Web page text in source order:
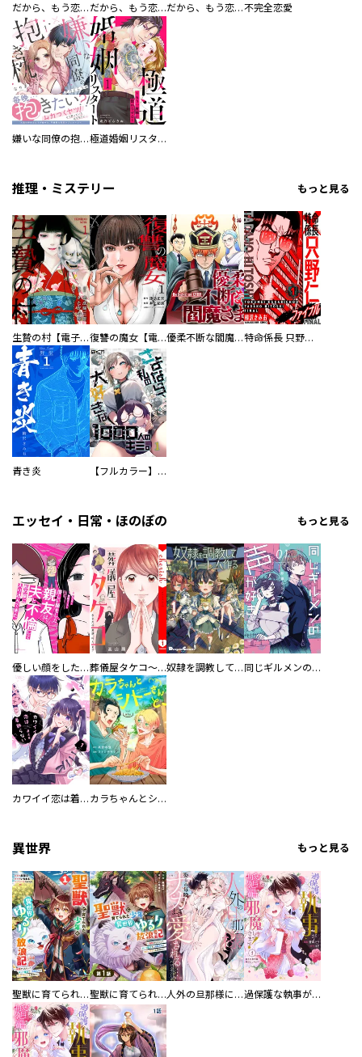
だから、もう恋しない だから、もう恋しない【合本版】 だから、もう恋しない【コミックス版】不完全恋愛
嫌いな同僚の抱き枕になりまして【コミックス版／描き下ろし特典つき】 極道婚姻リスタート～もう一度俺に惚れさせる～
推理・ミステリー もっと見る
生贄の村【電子単行本版】 復讐の魔女【電子単行本版】 優柔不断な閻魔さま 特命係長 只野仁ファイナル 愛蔵版
青き炎 【フルカラー】さよなら、私の大好きな１０００人のキミ。
エッセイ・日常・ほのぼの もっと見る
優しい顔をした親友は、夫と不倫して私の家に入り込んできた。 葬儀屋タケコ～あなたの最期、叶えます【電子単行本版】 奴隷を調教してハーレム作る 同じギルメンの声が好き
カワイイ恋は着飾らない カラちゃんとシトーさんと、 【分冊版】
異世界 もっと見る
聖獣に育てられた少年の異世界ゆるり放浪記～神様からもらったチート魔法で、仲間たちとスローライフを満喫中～ 聖獣に育てられた少年の異世界ゆるり放浪記～神様からもらったチート魔法で、仲間たちとスローライフを満喫中～【分冊版】 人外の旦那様に娶られ毎晩ナカまで愛される…。アンソロジー 過保護な執事が私の婚活を邪魔してきます！ 分冊版